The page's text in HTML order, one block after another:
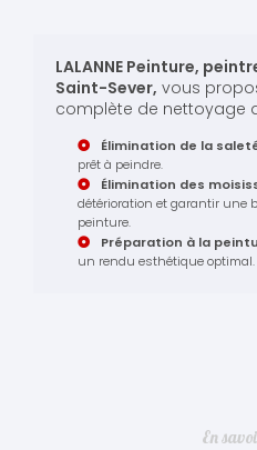
LALANNE Peinture,
Saint-Sever, vous
complète de nettoyage
Élimination de la
prêt à peindre.
Élimination des
détérioration et garantir une
peinture.
Préparation à la
un rendu esthétique optimal.
En